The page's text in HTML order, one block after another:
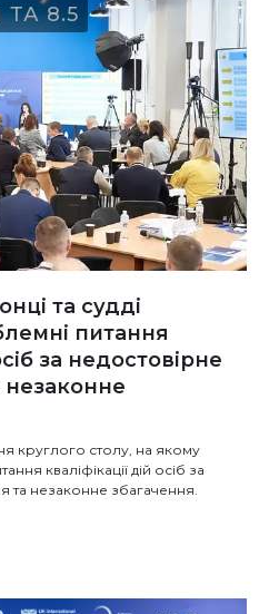
ТА 8.5
та судді
питання
за недостовірне
круглого столу, на якому
кваліфікації дій осіб за
та незаконне збагачення.